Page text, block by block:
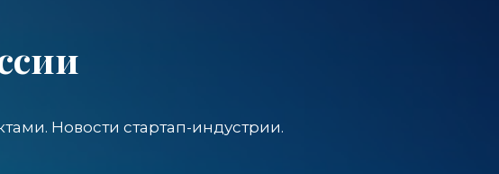
Новости стартап-индустрии.